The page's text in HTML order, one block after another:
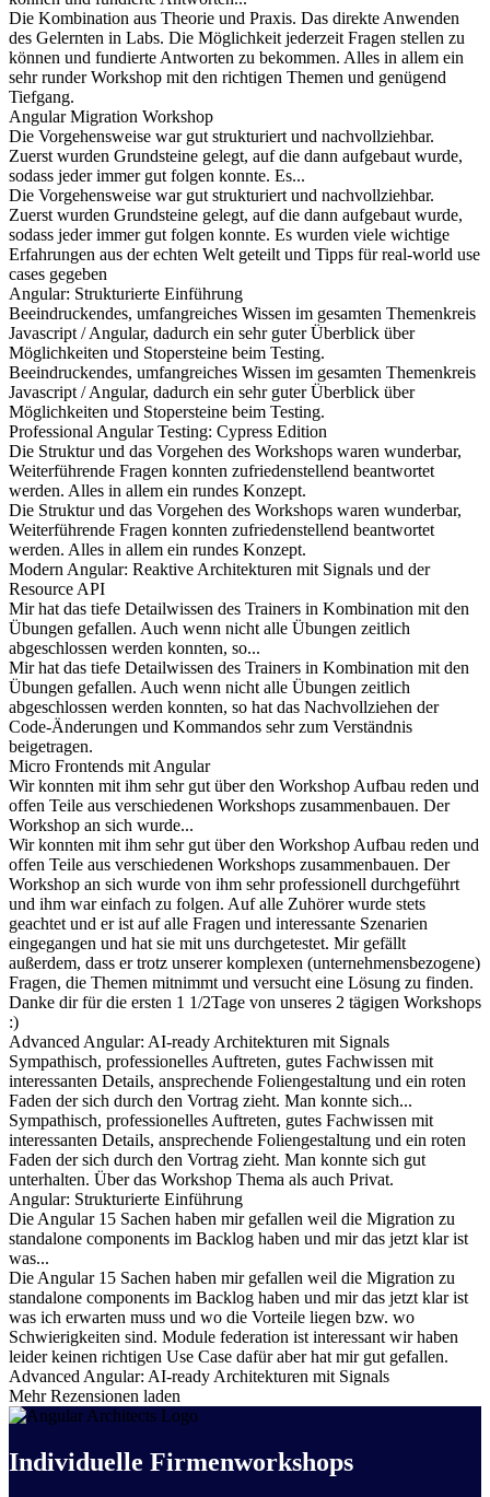
Die Kombination aus Theorie und Praxis. Das direkte Anwenden
des Gelernten in Labs. Die Möglichkeit jederzeit Fragen stellen zu
können und fundierte Antworten zu bekommen. Alles in allem ein
sehr runder Workshop mit den richtigen Themen und genügend
Tiefgang.
Angular Migration Workshop
Die Vorgehensweise war gut strukturiert und nachvollziehbar.
Zuerst wurden Grundsteine gelegt, auf die dann aufgebaut wurde,
sodass jeder immer gut folgen konnte. Es...
Die Vorgehensweise war gut strukturiert und nachvollziehbar.
Zuerst wurden Grundsteine gelegt, auf die dann aufgebaut wurde,
sodass jeder immer gut folgen konnte. Es wurden viele wichtige
Erfahrungen aus der echten Welt geteilt und Tipps für real-world use
cases gegeben
Angular: Strukturierte Einführung
Beeindruckendes, umfangreiches Wissen im gesamten Themenkreis
Javascript / Angular, dadurch ein sehr guter Überblick über
Möglichkeiten und Stopersteine beim Testing.
Beeindruckendes, umfangreiches Wissen im gesamten Themenkreis
Javascript / Angular, dadurch ein sehr guter Überblick über
Möglichkeiten und Stopersteine beim Testing.
Professional Angular Testing: Cypress Edition
Die Struktur und das Vorgehen des Workshops waren wunderbar,
Weiterführende Fragen konnten zufriedenstellend beantwortet
werden. Alles in allem ein rundes Konzept.
Die Struktur und das Vorgehen des Workshops waren wunderbar,
Weiterführende Fragen konnten zufriedenstellend beantwortet
werden. Alles in allem ein rundes Konzept.
Modern Angular: Reaktive Architekturen mit Signals und der
Resource API
Mir hat das tiefe Detailwissen des Trainers in Kombination mit den
Übungen gefallen. Auch wenn nicht alle Übungen zeitlich
abgeschlossen werden konnten, so...
Mir hat das tiefe Detailwissen des Trainers in Kombination mit den
Übungen gefallen. Auch wenn nicht alle Übungen zeitlich
abgeschlossen werden konnten, so hat das Nachvollziehen der
Code-Änderungen und Kommandos sehr zum Verständnis
beigetragen.
Micro Frontends mit Angular
Wir konnten mit ihm sehr gut über den Workshop Aufbau reden und
offen Teile aus verschiedenen Workshops zusammenbauen. Der
Workshop an sich wurde...
Wir konnten mit ihm sehr gut über den Workshop Aufbau reden und
offen Teile aus verschiedenen Workshops zusammenbauen. Der
Workshop an sich wurde von ihm sehr professionell durchgeführt
und ihm war einfach zu folgen. Auf alle Zuhörer wurde stets
geachtet und er ist auf alle Fragen und interessante Szenarien
eingegangen und hat sie mit uns durchgetestet. Mir gefällt
außerdem, dass er trotz unserer komplexen (unternehmensbezogene)
Fragen, die Themen mitnimmt und versucht eine Lösung zu finden.
Danke dir für die ersten 1 1/2Tage von unseres 2 tägigen Workshops
:)
Advanced Angular: AI-ready Architekturen mit Signals
Sympathisch, professionelles Auftreten, gutes Fachwissen mit
interessanten Details, ansprechende Foliengestaltung und ein roten
Faden der sich durch den Vortrag zieht. Man konnte sich...
Sympathisch, professionelles Auftreten, gutes Fachwissen mit
interessanten Details, ansprechende Foliengestaltung und ein roten
Faden der sich durch den Vortrag zieht. Man konnte sich gut
unterhalten. Über das Workshop Thema als auch Privat.
Angular: Strukturierte Einführung
Die Angular 15 Sachen haben mir gefallen weil die Migration zu
standalone components im Backlog haben und mir das jetzt klar ist
was...
Die Angular 15 Sachen haben mir gefallen weil die Migration zu
standalone components im Backlog haben und mir das jetzt klar ist
was ich erwarten muss und wo die Vorteile liegen bzw. wo
Schwierigkeiten sind. Module federation ist interessant wir haben
leider keinen richtigen Use Case dafür aber hat mir gut gefallen.
Advanced Angular: AI-ready Architekturen mit Signals
Mehr Rezensionen laden
Individuelle Firmenworkshops